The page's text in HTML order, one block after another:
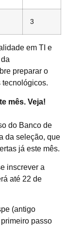
3
em TI e
preparar o
tecnológicos.
mês. Veja!
do Banco de
da seleção, que
já este mês.
inscrever a
até 22 de
(antigo
passo